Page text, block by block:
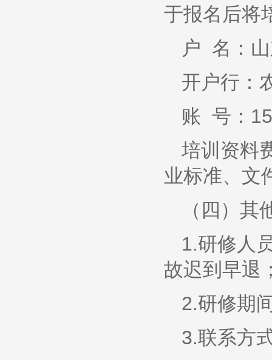
于报名后将
户 名：
开户行：
账 号：
培训资料
业标准、文
（四）其
1.研修人
故迟到早退
2.研修期
3.联系方